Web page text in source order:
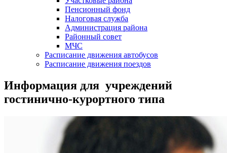
Пенсионный фонд
Налоговая служба
Администрация района
Районный совет
МЧС
Расписание движения автобусов
Расписание движения поездов
Информация для учреждений
гостинично-курортного типа